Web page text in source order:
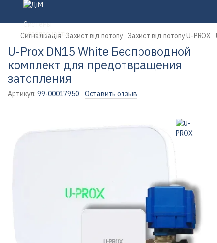
Сигналізація Захист від потопу Захист від потопу U-PROX
U-Prox DN15 White Беспроводной
комплект для предотвращения
затопления
Артикул: 99-00017950 Оставить отзыв